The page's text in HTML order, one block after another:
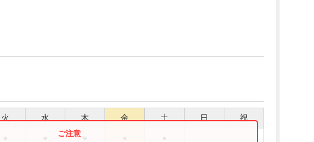
火 水 木 金 土 日 祝